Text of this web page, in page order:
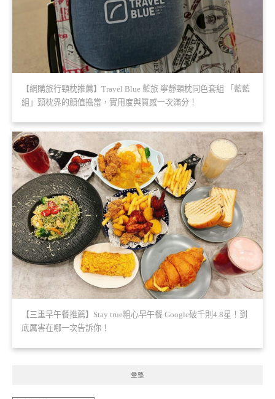
【網購旅行頸枕推薦】Travel Blue 藍旅 寧靜頸枕同色套組 「藍藍
組」頸枕界的顏值擔當，實用度與質感一次滿分！
【三重早午餐推薦】Stay true粗心早午餐 Google破千則4.8星！到
底厲害在哪一次告訴你！
彙整